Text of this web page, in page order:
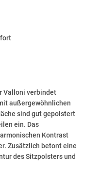
Valloni verbindet
außergewöhnlichen
sind gut gepolstert
ein. Das
Kontrast
Zusätzlich betont eine
des Sitzpolsters und